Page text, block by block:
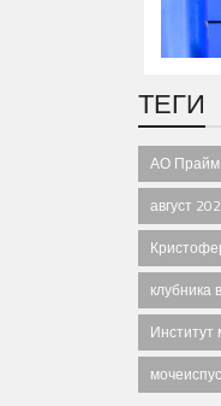
ТЕГИ
АО
август
клубника